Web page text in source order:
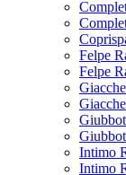
Felpe
Felpe
Intimo
Intimo